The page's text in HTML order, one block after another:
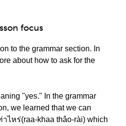
focus
to the grammar section. In
about how to ask for the
"yes." In the grammar
we learned that we can
ไหร่(raa-khaa thâo-rài) which